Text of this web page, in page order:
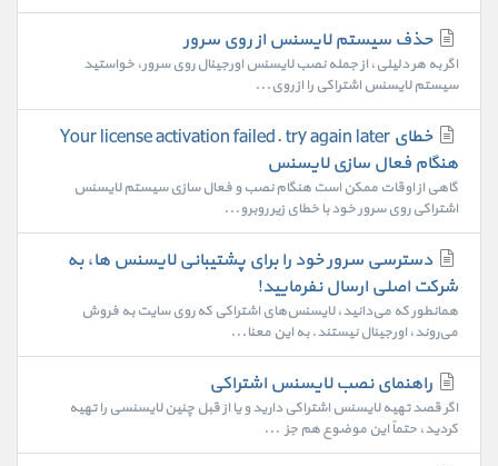
حذف سیستم لایسنس از روی سرور
اگر به هر دلیلی، از جمله نصب لایسنس اورجینال روی سرور، خواستید
سیستم لایسنس اشتراکی را از روی...
خطای Your license activation failed. try again later
هنگام فعال سازی لایسنس
گاهی از اوقات ممکن است هنگام نصب و فعال سازی سیستم لایسنس
اشتراکی روی سرور خود با خطای زیر روبرو...
دسترسی سرور خود را برای پشتیبانی لایسنس ها، به
شرکت اصلی ارسال نفرمایید!
همانطور که می‌دانید، لایسنس‌های اشتراکی که روی سایت به فروش
می‌روند، اورجینال نیستند. به این معنا...
راهنمای نصب لایسنس اشتراکی
اگر قصد تهیه لایسنس اشتراکی دارید و یا از قبل چنین لایسنسی را تهیه
کردید، حتماً این موضوع هم جزء...